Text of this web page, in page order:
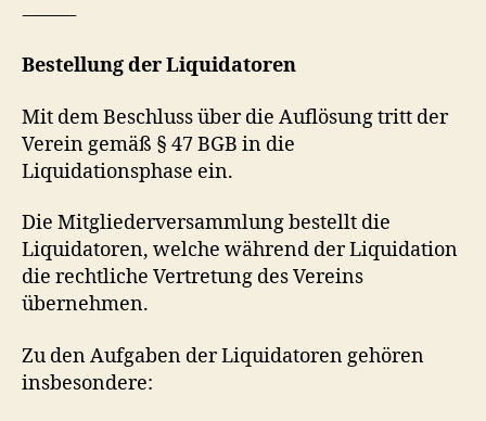
⸻
Bestellung der Liquidatoren
Mit dem Beschluss über die Auflösung tritt der
Verein gemäß § 47 BGB in die
Liquidationsphase ein.
Die Mitgliederversammlung bestellt die
Liquidatoren, welche während der Liquidation
die rechtliche Vertretung des Vereins
übernehmen.
Zu den Aufgaben der Liquidatoren gehören
insbesondere: